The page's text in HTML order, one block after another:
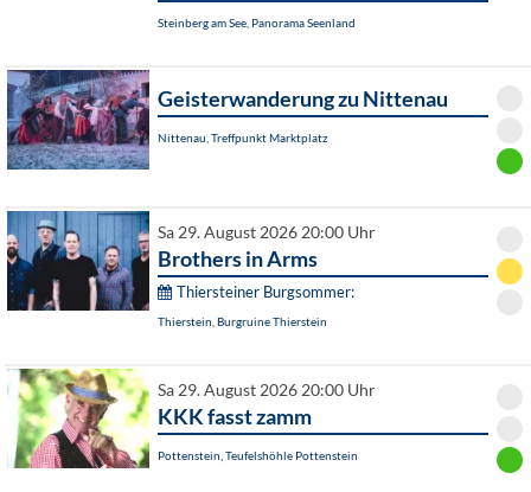
Steinberg am See, Panorama Seenland
Geisterwanderung zu Nittenau
Nittenau, Treffpunkt Marktplatz
Sa 29. August 2026 20:00 Uhr
Brothers in Arms
Thiersteiner Burgsommer:
Thierstein, Burgruine Thierstein
Sa 29. August 2026 20:00 Uhr
KKK fasst zamm
Pottenstein, Teufelshöhle Pottenstein